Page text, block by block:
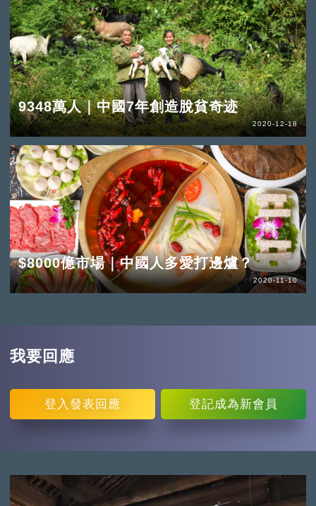
9348萬人｜中國7年創造脫貧奇迹
2020-12-18
$8000億市場｜中國人多愛打邊爐？
2020-11-10
我要回應
登入 發表回應 登記成為新會員